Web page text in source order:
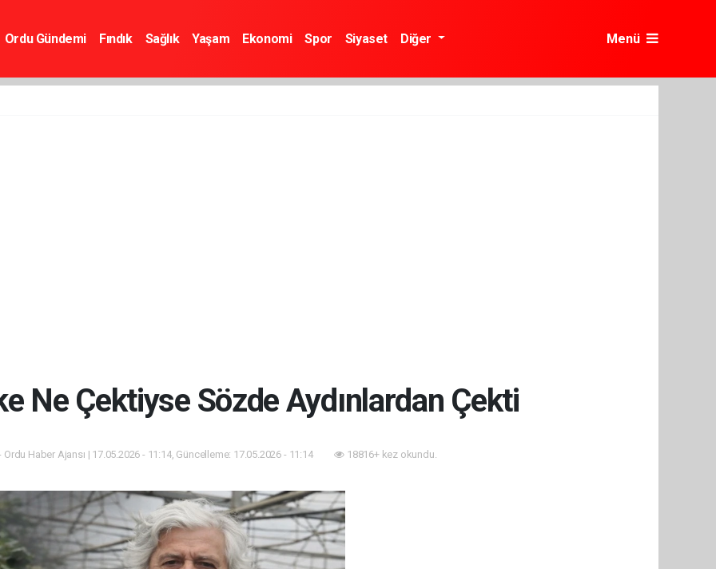
Ordu Gündemi Fındık Sağlık Yaşam Ekonomi Spor Siyaset Diğer Menü
Ne Çektiyse Sözde Aydınlardan Çekti
Ordu Haber Ajansı | 17.05.2026 - 11:14, Güncelleme: 17.05.2026 - 11:14 18816+ kez okundu.